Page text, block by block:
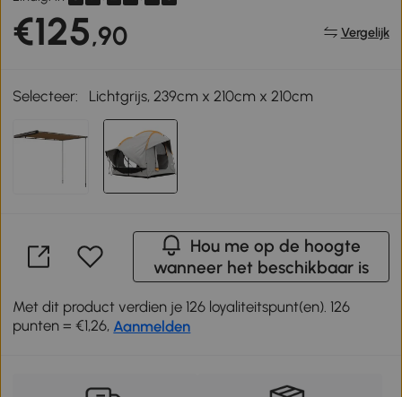
€125,90 Vergelijk
Selecteer: Lichtgrijs, 239cm x 210cm x 210cm
Hou me op de hoogte
wanneer het beschikbaar is
Met dit product verdien je 126 loyaliteitspunt(en). 126
punten = €1,26, Aanmelden